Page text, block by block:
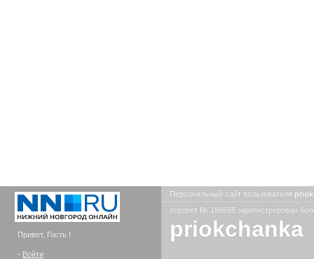
Привет, Гость !
- Войти
Персональный сайт пользователя
портрет № 188696 зарегистрирован
priokchanka